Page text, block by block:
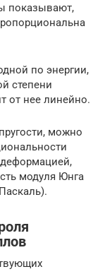
показывают,
по энергии,
степени
от нее линейно.
можно
модуля Юнга